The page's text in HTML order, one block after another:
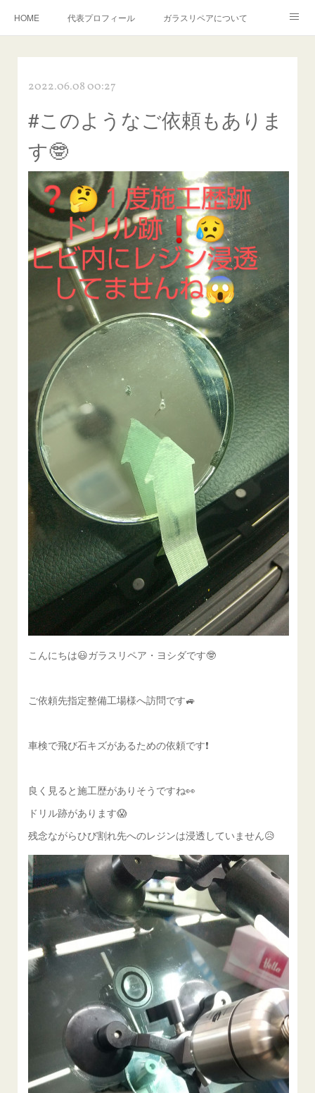
HOME 代表プロフィール ガラスリペアについて
飛び石施工料金について ガラスキズ取り/研磨・磨き・鱗取り
当店へのアクセス 建築ガラスキズ取り・研磨・磨き
【プロ使用】フッ素系ガラストリートメント『アクアペル』
欧州車モールの白サビやシミを落とす！
instagram記事 ガラスリペア施工価格
飛び石ひび割れでヒビ先が伸びた場合は？
2022.06.08 00:27
#このようなご依頼もありま
す🤓
こんにちは😃ガラスリペア・ヨシダです🤓
ご依頼先指定整備工場様へ訪問です🚙
車検で飛び石キズがあるための依頼です❗️
良く見ると施工歴がありそうですね👀
ドリル跡があります😱
残念ながらひび割れ先へのレジンは浸透していません😥